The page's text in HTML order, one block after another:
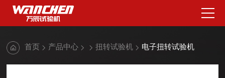
首页 产品中心 扭转试验机 电子扭转试验机